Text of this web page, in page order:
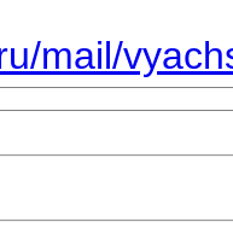
mail/